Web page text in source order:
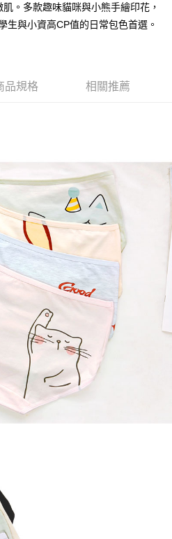
、不需儲值。
，即可結帳。
付」後，將跳轉至「AFTEE先享後付」
後，即可完成結帳。
付 」之結帳頁面顯示為準，若有關於
等相關疑問，請聯繫「AFTEE先享後付
support/home
供之「AFTEE先享後付」服務完成之交
人資料，並將交易相關給付款項請求債
覽以下網址：
代理人或監護人之同意方可使用
辦者引起之損失，本公司不負相關責
依據個別帳號之用戶狀況，依本公司即
額度不足之情形，本公司將視審查結果
人資訊註冊。若發現惡意使用之情形，
用戶之使用額度並採取法律行動。
)免運費
)免運費
。多款趣味貓咪與小熊手繪印花，
生與小資高CP值的日常包色首選。
品規格 相關推薦